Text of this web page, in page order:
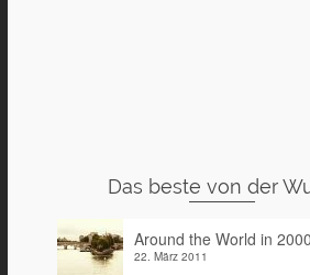
Das beste von der
Around the World in
22. März 2011